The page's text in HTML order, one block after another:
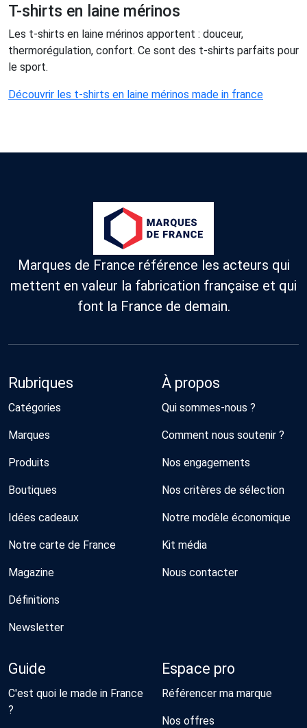
T-shirts en laine mérinos
Les t-shirts en laine mérinos apportent : douceur,
thermorégulation, confort. Ce sont des t-shirts parfaits pour
le sport.
Découvrir les t-shirts en laine mérinos made in france
Marques de France référence les acteurs qui
mettent en valeur la fabrication française et qui
font la France de demain.
Rubriques
Catégories
Marques
Produits
Boutiques
Idées cadeaux
Notre carte de France
Magazine
Définitions
Newsletter
À propos
Qui sommes-nous ?
Comment nous soutenir ?
Nos engagements
Nos critères de sélection
Notre modèle économique
Kit média
Nous contacter
Guide
C'est quoi le made in France
?
Espace pro
Référencer ma marque
Nos offres